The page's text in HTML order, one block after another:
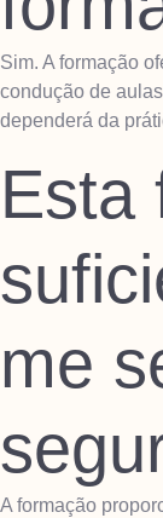
Sim. A formação
condução de
dependerá da
Esta
me
A formação